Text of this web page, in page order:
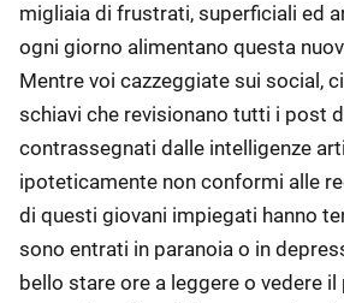
migliaia di frustrati, superficiali ed
ogni giorno alimentano questa
Mentre voi cazzeggiate sui social,
schiavi che revisionano tutti i post
contrassegnati dalle intelligenze
ipoteticamente non conformi alle
di questi giovani impiegati hanno
sono entrati in paranoia o in
bello stare ore a leggere o vedere